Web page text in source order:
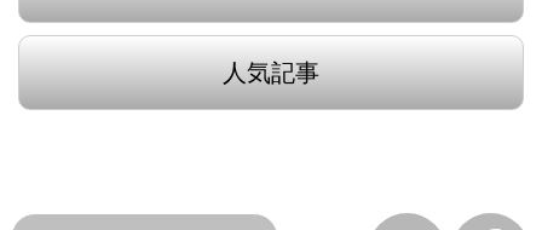
人気記事